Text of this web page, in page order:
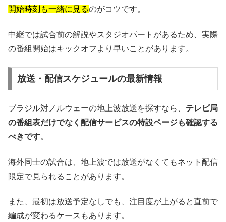
開始時刻も一緒に見るのがコツです。
中継では試合前の解説やスタジオパートがあるため、実際
の番組開始はキックオフより早いことがあります。
放送・配信スケジュールの最新情報
ブラジル対ノルウェーの地上波放送を探すなら、 テレビ局
の番組表だけでなく配信サービスの特設ページも確認する
べきです。
海外同士の試合は、地上波では放送がなくてもネット配信
限定で見られることがあります。
また、最初は放送予定なしでも、注目度が上がると直前で
編成が変わるケースもあります。